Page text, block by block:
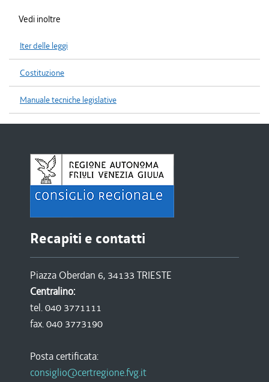
Vedi inoltre
Iter delle leggi
Costituzione
Manuale tecniche legislative
Recapiti e contatti
Piazza Oberdan 6, 34133 TRIESTE
Centralino:
tel. 040 3771111
fax. 040 3773190
Posta certificata:
consiglio@certregione.fvg.it